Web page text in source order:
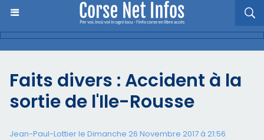
Faits divers : Accident à la
sortie de l'Ile-Rousse
Jean-Paul-Lottier le Dimanche 26 Novembre 2017 à 21:56